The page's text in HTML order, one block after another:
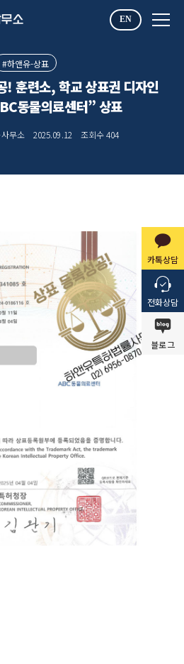
EN
카톡상담
전화상담
블로그
#하앤유-상표
! 훈련소, 학교 상표권 디자인
동물의료센터” 상표
무소 2025.09.12 조회수404